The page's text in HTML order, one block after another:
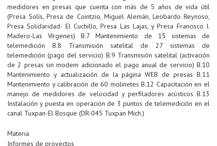
medidores en presas que cuenta con más de 5 años de vida útil
(Presa Solís, Presa de Cointzio, Miguel Alemán, Leobardo Reynoso,
Presa Solidaridad- El Cuchillo, Presa Las Lajas, y Presa Francisco I.
Madero-Las Vírgenes) B.7 Mantenimiento de 15 sistemas de
telemedición B.8 Transmisión satelital de 27 sistemas de
telemedición (pago del servicio) B.9 Transmisión satelital (activación
de 2 presas sin modem adicionado el pago anual de servicio) B.10
Mantenimiento y actualización de la página WEB de presas B.11
Mantenimiento y calibración de 60 molinetes B.12 Capacitación en el
manejo de medidores de velocidad y perfiladores acústicos B.13
Instalación y puesta en operación de 3 puntos de telemedición en el
canal Tuxpan-El Bosque (DR-045 Tuxpan Mich.)
Materia
Informes de proyectos